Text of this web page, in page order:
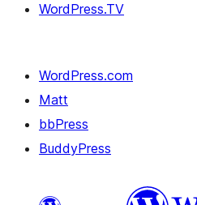
WordPress.TV
WordPress.com
Matt
bbPress
BuddyPress